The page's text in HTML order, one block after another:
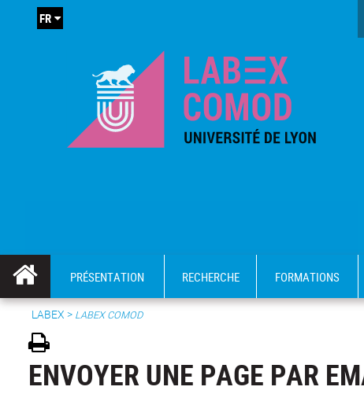
FR
PRÉSENTATION RECHERCHE FORMATIONS
LABEX > LABEX COMOD
ENVOYER UNE PAGE PAR